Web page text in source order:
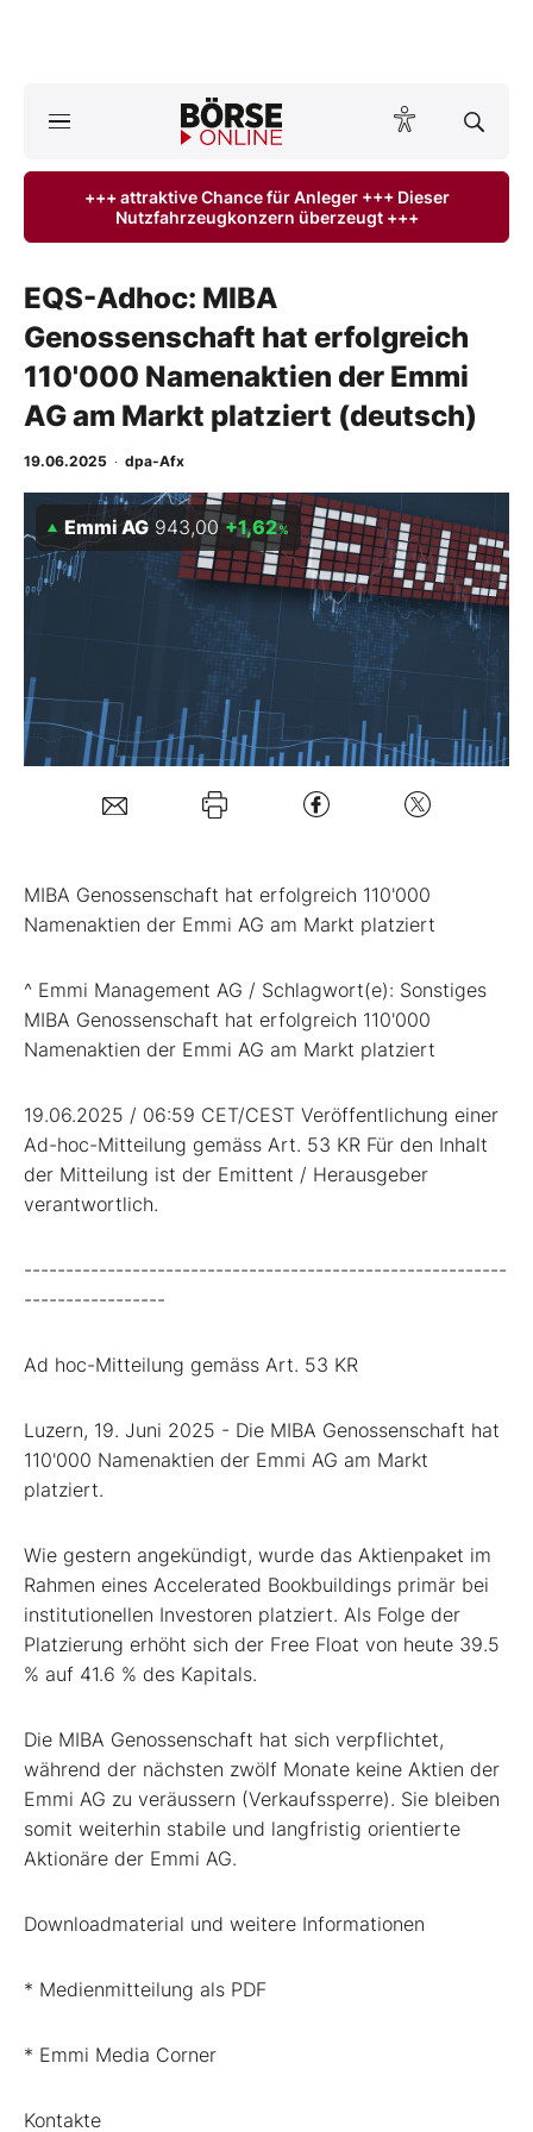
ktuelle Ausgabe BÖRSE ONLINE lesen
Finanz-Check
Abo & Shop
BO-Musterdepots
Experten
Mein B:O
Folgen Sie uns
Kontakt
+++ attraktive Chance für Anleger +++ Dieser
Nutzfahrzeugkonzern überzeugt +++
EQS-Adhoc: MIBA
Genossenschaft hat erfolgreich
110'000 Namenaktien der Emmi
AG am Markt platziert (deutsch)
19.06.2025 · dpa-Afx
Emmi AG 943,00 +1,62%
MIBA Genossenschaft hat erfolgreich 110'000
Namenaktien der Emmi AG am Markt platziert
^ Emmi Management AG / Schlagwort(e): Sonstiges
MIBA Genossenschaft hat erfolgreich 110'000
Namenaktien der Emmi AG am Markt platziert
19.06.2025 / 06:59 CET/CEST Veröffentlichung einer
Ad-hoc-Mitteilung gemäss Art. 53 KR Für den Inhalt
der Mitteilung ist der Emittent / Herausgeber
verantwortlich.
----------------------------------------------------------
-----------------
Ad hoc-Mitteilung gemäss Art. 53 KR
Luzern, 19. Juni 2025 - Die MIBA Genossenschaft hat
110'000 Namenaktien der Emmi AG am Markt
platziert.
Wie gestern angekündigt, wurde das Aktienpaket im
Rahmen eines Accelerated Bookbuildings primär bei
institutionellen Investoren platziert. Als Folge der
Platzierung erhöht sich der Free Float von heute 39.5
% auf 41.6 % des Kapitals.
Die MIBA Genossenschaft hat sich verpflichtet,
während der nächsten zwölf Monate keine Aktien der
Emmi AG zu veräussern (Verkaufssperre). Sie bleiben
somit weiterhin stabile und langfristig orientierte
Aktionäre der Emmi AG.
Downloadmaterial und weitere Informationen
* Medienmitteilung als PDF
* Emmi Media Corner
Kontakte